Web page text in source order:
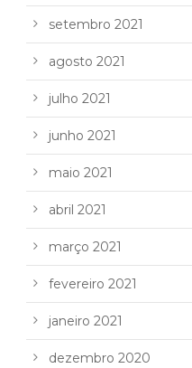
setembro 2021
agosto 2021
julho 2021
junho 2021
maio 2021
abril 2021
março 2021
fevereiro 2021
janeiro 2021
dezembro 2020